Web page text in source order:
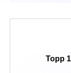
End of
Topp 10Topp